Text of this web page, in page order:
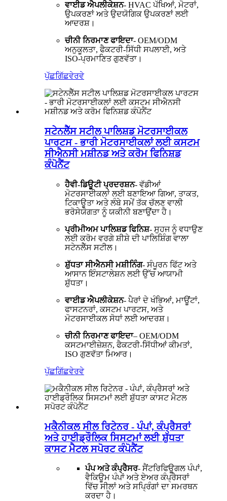
ਵਾਈਡ ਐਪਲੀਕੇਸ਼ਨ- HVAC ਪੱਖਿਆਂ, ਮੋਟਰਾਂ,
ਉਪਕਰਣਾਂ ਅਤੇ ਉਦਯੋਗਿਕ ਉਪਕਰਣਾਂ ਲਈ
ਆਦਰਸ਼।
ਚੀਨੀ ਨਿਰਮਾਣ ਫਾਇਦਾ- OEM/ODM
ਅਨੁਕੂਲਤਾ, ਫੈਕਟਰੀ-ਸਿੱਧੀ ਸਪਲਾਈ, ਅਤੇ
ISO-ਪ੍ਰਮਾਣਿਤ ਗੁਣਵੱਤਾ।
ਪੁੱਛਗਿੱਛਵੇਰਵੇ
ਸਟੇਨਲੈੱਸ ਸਟੀਲ ਪਾਲਿਸ਼ਡ ਮੋਟਰਸਾਈਕਲ
ਪਾਰਟਸ - ਭਾਰੀ ਮੋਟਰਸਾਈਕਲਾਂ ਲਈ ਕਸਟਮ
ਸੀਐਨਸੀ ਮਸ਼ੀਨਡ ਅਤੇ ਕਰੋਮ ਫਿਨਿਸ਼ਡ
ਕੰਪੋਨੈਂਟ
ਹੈਵੀ-ਡਿਊਟੀ ਪ੍ਰਦਰਸ਼ਨ- ਵੱਡੀਆਂ
ਮੋਟਰਸਾਈਕਲਾਂ ਲਈ ਬਣਾਇਆ ਗਿਆ, ਤਾਕਤ,
ਟਿਕਾਊਤਾ ਅਤੇ ਲੰਬੇ ਸਮੇਂ ਤੱਕ ਚੱਲਣ ਵਾਲੀ
ਭਰੋਸੇਯੋਗਤਾ ਨੂੰ ਯਕੀਨੀ ਬਣਾਉਂਦਾ ਹੈ।
ਪ੍ਰੀਮੀਅਮ ਪਾਲਿਸ਼ਡ ਫਿਨਿਸ਼- ਸੁਹਜ ਨੂੰ ਵਧਾਉਣ
ਲਈ ਕਰੋਮ ਵਰਗੇ ਸ਼ੀਸ਼ੇ ਦੀ ਪਾਲਿਸ਼ਿੰਗ ਵਾਲਾ
ਸਟੇਨਲੈੱਸ ਸਟੀਲ।
ਸ਼ੁੱਧਤਾ ਸੀਐਨਸੀ ਮਸ਼ੀਨਿੰਗ- ਸੰਪੂਰਨ ਫਿੱਟ ਅਤੇ
ਆਸਾਨ ਇੰਸਟਾਲੇਸ਼ਨ ਲਈ ਉੱਚ ਆਯਾਮੀ
ਸ਼ੁੱਧਤਾ।
ਵਾਈਡ ਐਪਲੀਕੇਸ਼ਨ- ਪੈਰਾਂ ਦੇ ਖੰਭਿਆਂ, ਮਾਊਂਟਾਂ,
ਫਾਸਟਨਰਾਂ, ਕਸਟਮ ਪਾਰਟਸ, ਅਤੇ
ਮੋਟਰਸਾਈਕਲ ਸੋਧਾਂ ਲਈ ਆਦਰਸ਼।
ਚੀਨੀ ਨਿਰਮਾਣ ਫਾਇਦਾ– OEM/ODM
ਕਸਟਮਾਈਜ਼ੇਸ਼ਨ, ਫੈਕਟਰੀ-ਸਿੱਧੀਆਂ ਕੀਮਤਾਂ,
ISO ਗੁਣਵੱਤਾ ਮਿਆਰ।
ਪੁੱਛਗਿੱਛਵੇਰਵੇ
ਮਕੈਨੀਕਲ ਸੀਲ ਰਿਟੇਨਰ - ਪੰਪਾਂ, ਕੰਪ੍ਰੈਸਰਾਂ
ਅਤੇ ਹਾਈਡ੍ਰੌਲਿਕ ਸਿਸਟਮਾਂ ਲਈ ਸ਼ੁੱਧਤਾ
ਕਾਸਟ ਮੈਟਲ ਸਪੋਰਟ ਕੰਪੋਨੈਂਟ
ਪੰਪ ਅਤੇ ਕੰਪ੍ਰੈਸਰ- ਸੈਂਟਰਿਫਿਊਗਲ ਪੰਪਾਂ,
ਵੈਕਿਊਮ ਪੰਪਾਂ ਅਤੇ ਏਅਰ ਕੰਪ੍ਰੈਸਰਾਂ
ਵਿੱਚ ਸੀਲਾਂ ਅਤੇ ਸਪ੍ਰਿੰਗਾਂ ਦਾ ਸਮਰਥਨ
ਕਰਦਾ ਹੈ।